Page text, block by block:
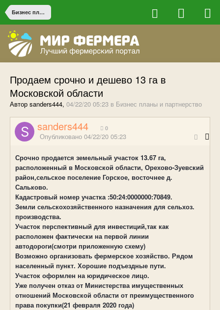
Бизнес планы и партнерство
Продаем срочно и дешево 13 га в
Московской области
Автор sanders444, 04/22/20 05:23 в Бизнес планы и партнерство
sanders444 0
Опубликовано 04/22/20 05:23
Срочно продается земельный участок 13.67 га,
расположенный в Московской области, Орехово-Зуевский
район,сельское поселение Горское, восточнее д.
Сальково.
Кадастровый номер участка :50:24:0000000:70849.
Земли сельскохозяйственного назначения для сельхоз.
производства.
Участок перспективный для инвестиций,так как
расположен фактически на первой линии
автодороги(смотри приложенную схему)
Возможно организовать фермерское хозяйство. Рядом
населенный пункт. Хорошие подъездные пути.
Участок оформлен на юридическое лицо.
Уже получен отказ от Министерства имущественных
отношений Московской области от преимущественного
права покупки(21 февраля 2020 года)